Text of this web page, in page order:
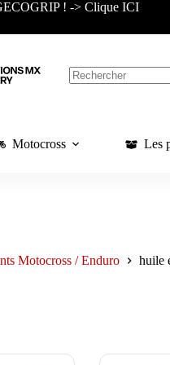
! -> Clique ICI
Motocross Les
Motocross / Enduro huile